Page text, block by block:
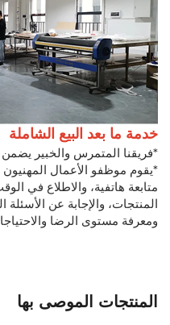
خدمة ما بعد البيع الشاملة
*فريقنا المتمرس والخبير يضمن
*يقوم موظفو الأعمال المهنيون
متابعة هاتفية، والاطلاع في
المنتجات، والإجابة عن الأسئلة
ومعرفة مستوى الرضا
المنتجات الموصى بها